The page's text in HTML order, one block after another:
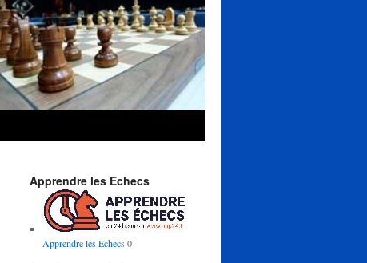
Apprendre les Echecs
Apprendre les Echecs0